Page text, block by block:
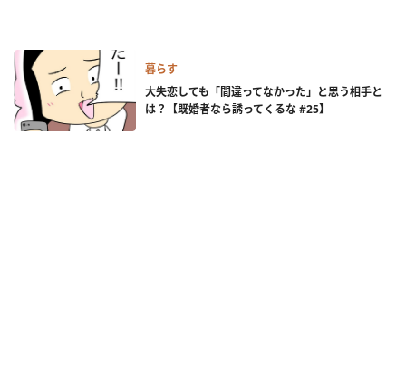
暮らす
大失恋しても「間違ってなかった」と思う相手と
は？【既婚者なら誘ってくるな #25】